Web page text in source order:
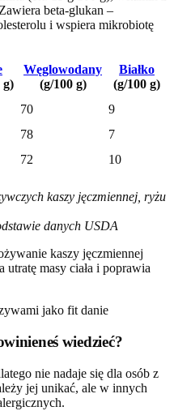
beta-glukan –
i wspiera mikrobiotę
g)
Węglowodany
(g/100 g)
Białko
(g/100 g)
70
9
78
7
72 10
kaszy jęczmiennej, ryżu
danych USDA
kaszy jęczmiennej
masy ciała i poprawia
wiedzieć?
nie nadaje się dla osób z
jej unikać, ale w innych